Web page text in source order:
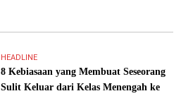
HEADLINE
8 Kebiasaan yang Membuat Seseorang
Sulit Keluar dari Kelas Menengah ke